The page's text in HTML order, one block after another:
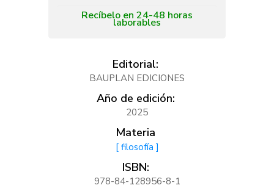
Recíbelo en 24-48 horas
laborables
Editorial:
BAUPLAN EDICIONES
Año de edición:
2025
Materia
[ filosofía ]
ISBN:
978-84-128956-8-1